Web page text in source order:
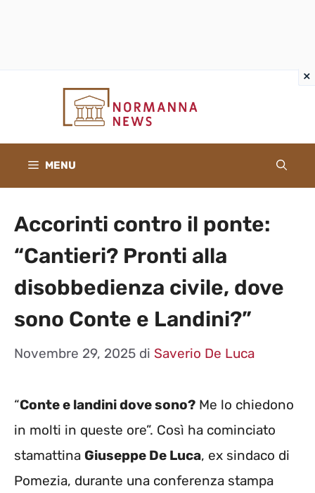
×
MENU
Accorinti contro il ponte:
“Cantieri? Pronti alla
disobbedienza civile, dove
sono Conte e Landini?”
Novembre 29, 2025 di Saverio De Luca
“Conte e landini dove sono? Me lo chiedono
in molti in queste ore”. Così ha cominciato
stamattina Giuseppe De Luca, ex sindaco di
Pomezia, durante una conferenza stampa
×